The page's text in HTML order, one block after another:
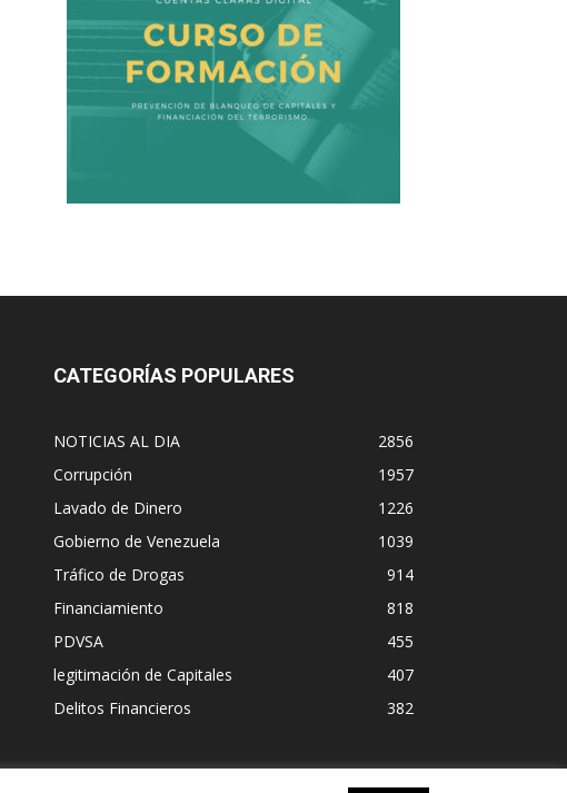
CATEGORÍAS POPULARES
NOTICIAS AL DIA
2856
Corrupción
1957
Lavado de Dinero
1226
Gobierno de Venezuela
1039
Tráfico de Drogas
914
Financiamiento
818
PDVSA
455
legitimación de Capitales
407
Delitos Financieros
382